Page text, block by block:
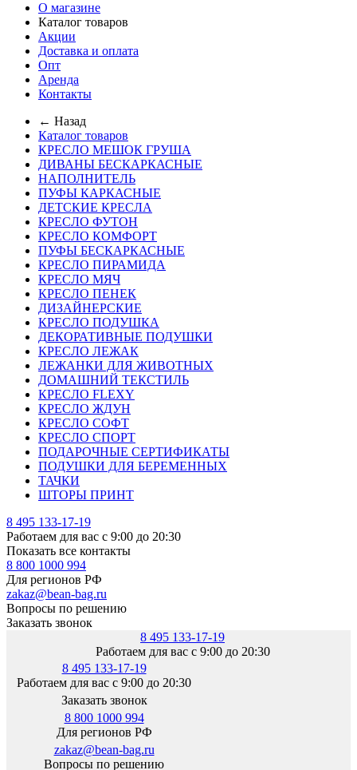
О магазине
Каталог товаров
Акции
Доставка и оплата
Опт
Аренда
Контакты
← Назад
Каталог товаров
КРЕСЛО МЕШОК ГРУША
ДИВАНЫ БЕСКАРКАСНЫЕ
НАПОЛНИТЕЛЬ
ПУФЫ КАРКАСНЫЕ
ДЕТСКИЕ КРЕСЛА
КРЕСЛО ФУТОН
КРЕСЛО КОМФОРТ
ПУФЫ БЕСКАРКАСНЫЕ
КРЕСЛО ПИРАМИДА
КРЕСЛО МЯЧ
КРЕСЛО ПЕНЕК
ДИЗАЙНЕРСКИЕ
КРЕСЛО ПОДУШКА
ДЕКОРАТИВНЫЕ ПОДУШКИ
КРЕСЛО ЛЕЖАК
ЛЕЖАНКИ ДЛЯ ЖИВОТНЫХ
ДОМАШНИЙ ТЕКСТИЛЬ
КРЕСЛО FLEXY
КРЕСЛО ЖДУН
КРЕСЛО СОФТ
КРЕСЛО СПОРТ
ПОДАРОЧНЫЕ СЕРТИФИКАТЫ
ПОДУШКИ ДЛЯ БЕРЕМЕННЫХ
ТАЧКИ
ШТОРЫ ПРИНТ
8 495 133-17-19
Работаем для вас с 9:00 до 20:30
Показать все контакты
8 800 1000 994
Для регионов РФ
zakaz@bean-bag.ru
Вопросы по решению
Заказать звонок
8 495 133-17-19
Работаем для вас с 9:00 до 20:30
8 495 133-17-19
Работаем для вас с 9:00 до 20:30
Заказать звонок
8 800 1000 994
Для регионов РФ
zakaz@bean-bag.ru
Вопросы по решению